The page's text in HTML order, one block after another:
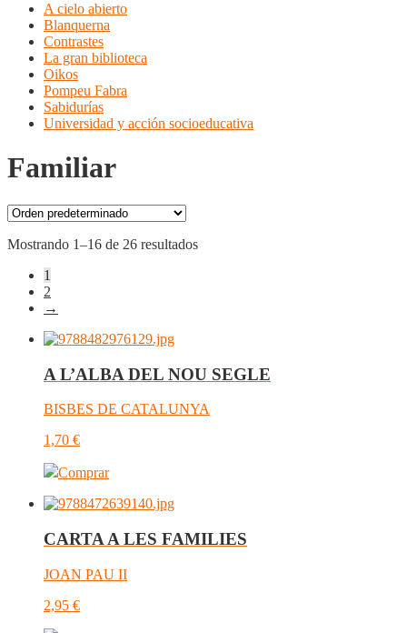
A cielo abierto
Blanquerna
Contrastes
La gran biblioteca
Oikos
Pompeu Fabra
Sabidurías
Universidad y acción socioeducativa
Familiar
Mostrando 1–16 de 26 resultados
1
2
→
A L’ALBA DEL NOU SEGLE
BISBES DE CATALUNYA
1,70 €
Comprar
CARTA A LES FAMILIES
JOAN PAU II
2,95 €